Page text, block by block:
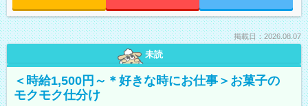
掲載日：2026.08.07
未読
＜時給1,500円～＊好きな時にお仕事＞お菓子の
モクモク仕分け